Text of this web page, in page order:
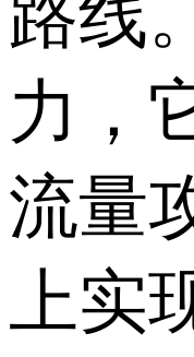
路线
力，
流量
上实